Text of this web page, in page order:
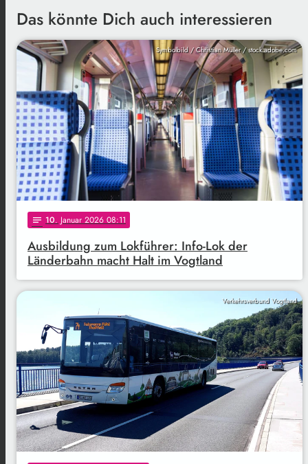
Das könnte Dich auch interessieren
Symbolbild / Christian Müller / stock.adobe.com
notes 10. Januar 2026 08:11
Ausbildung zum Lokführer: Info-Lok der
Länderbahn macht Halt im Vogtland
Verkehrsverbund Vogtland